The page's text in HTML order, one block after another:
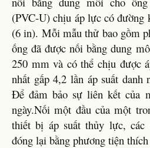
(PVC-U) chịu áp lực có đường
(6 in). Mỗi mẫu thử bao gồm
ống đã được nối bằng dung
250 mm và có thể chịu được
nhất gấp 4,2 lần áp suất danh
Để đảm bảo sự liên kết của
ngày.Nối một đầu của một
thiết bị áp suất thủy lực, các
đóng lại bằng phương tiện